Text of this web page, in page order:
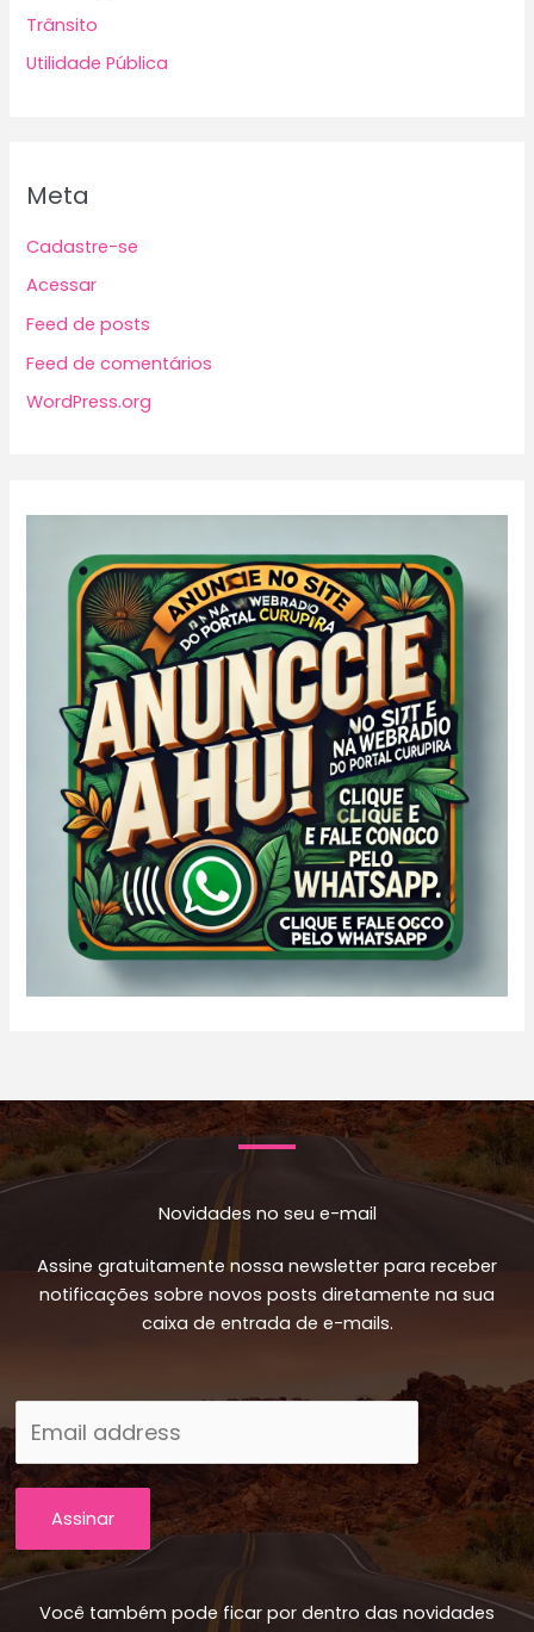
Trânsito
Utilidade Pública
Meta
Cadastre-se
Acessar
Feed de posts
Feed de comentários
WordPress.org
Novidades no seu e-mail
Assine gratuitamente nossa newsletter para receber
notificações sobre novos posts diretamente na sua
caixa de entrada de e-mails.
Assinar
Você também pode ficar por dentro das novidades